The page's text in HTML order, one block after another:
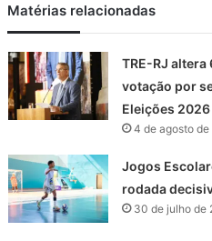
Matérias relacionadas
TRE-RJ altera
votação por
Eleições 2026
4 de agosto de
Jogos
rodada
30 de julho de